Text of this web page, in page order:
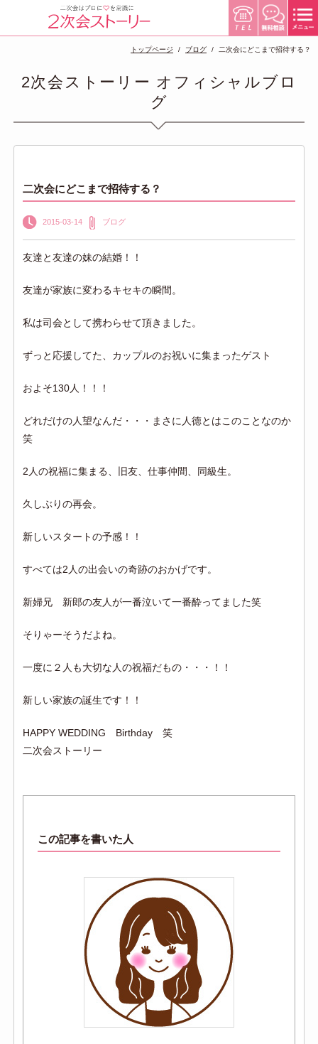
トップページ ブログ 二次会にどこまで招待する？
2次会ストーリー オフィシャルブロ
グ
二次会にどこまで招待する？
2015-03-14 ブログ
友達と友達の妹の結婚！！
友達が家族に変わるキセキの瞬間。
私は司会として携わらせて頂きました。
ずっと応援してた、カップルのお祝いに集まったゲスト
およそ130人！！！
どれだけの人望なんだ・・・まさに人徳とはこのことなのか
笑
2人の祝福に集まる、旧友、仕事仲間、同級生。
久しぶりの再会。
新しいスタートの予感！！
すべては2人の出会いの奇跡のおかげです。
新婦兄 新郎の友人が一番泣いて一番酔ってました笑
そりゃーそうだよね。
一度に２人も大切な人の祝福だもの・・・！！
新しい家族の誕生です！！
HAPPY WEDDING Birthday 笑
二次会ストーリー
この記事を書いた人